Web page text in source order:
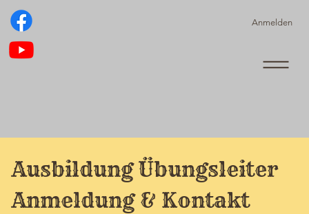
Anmelden
Ausbildung Übungsleiter
Anmeldung & Kontakt